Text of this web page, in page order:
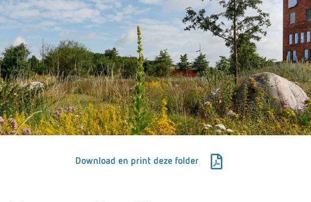
Download en print deze folder